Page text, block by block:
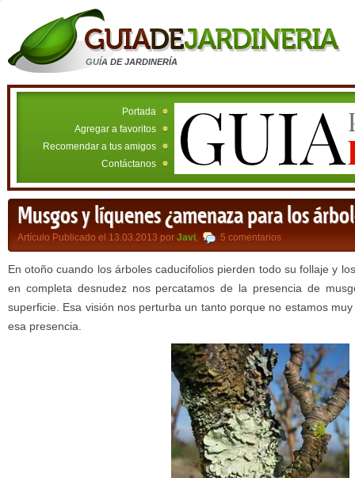
GUÍA DE JARDINERÍA
Portada
Agregar a favoritos
Recomendar a tus amigos
Contáctanos
Musgos y líquenes ¿amenaza para los
Artículo Publicado el 13.03.2013 por Javi, 5 comentarios
En otoño cuando los árboles caducifolios pierden todo su follaje y
en completa desnudez nos percatamos de la presencia de
superficie. Esa visión nos perturba un tanto porque no estamos
esa presencia.